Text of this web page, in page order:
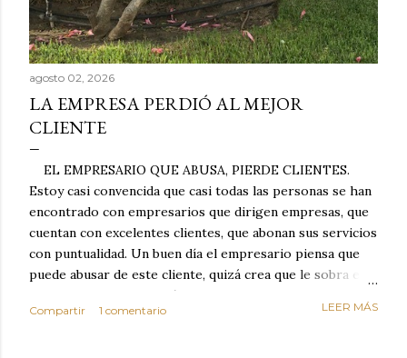
agosto 02, 2026
LA EMPRESA PERDIÓ AL MEJOR
CLIENTE
EL EMPRESARIO QUE ABUSA, PIERDE CLIENTES.
Estoy casi convencida que casi todas las personas se han
encontrado con empresarios que dirigen empresas, que
cuentan con excelentes clientes, que abonan sus servicios
con puntualidad. Un buen día el empresario piensa que
puede abusar de este cliente, quizá crea que le sobra el
dinero porque la mayoría de los otros pagan mal y
tarde y en ocasiones ni abonan los servicios. Cuando una
Compartir 1 comentario LEER MÁS